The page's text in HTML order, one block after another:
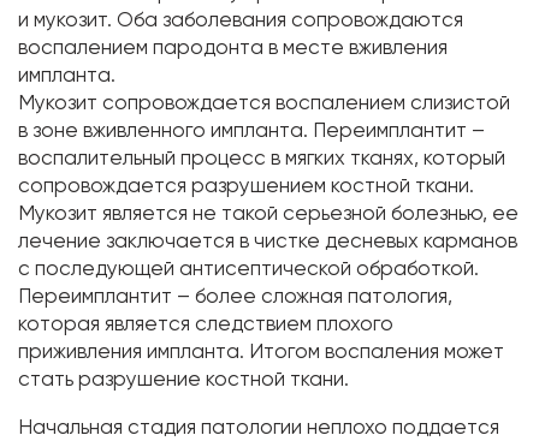
и мукозит. Оба заболевания сопровождаются
воспалением пародонта в месте вживления
импланта.
Мукозит сопровождается воспалением слизистой
в зоне вживленного импланта. Переимплантит –
воспалительный процесс в мягких тканях, который
сопровождается разрушением костной ткани.
Мукозит является не такой серьезной болезнью, ее
лечение заключается в чистке десневых карманов
с последующей антисептической обработкой.
Переимплантит – более сложная патология,
которая является следствием плохого
приживления импланта. Итогом воспаления может
стать разрушение костной ткани.
Начальная стадия патологии неплохо поддается